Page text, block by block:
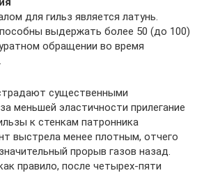
для гильз является латунь.
выдержать более 50 (до 100)
обращении во время
существенными
меньшей эластичности прилегание
к стенкам патронника
выстрела менее плотным, отчего
прорыв газов назад.
правило, после четырех-пяти